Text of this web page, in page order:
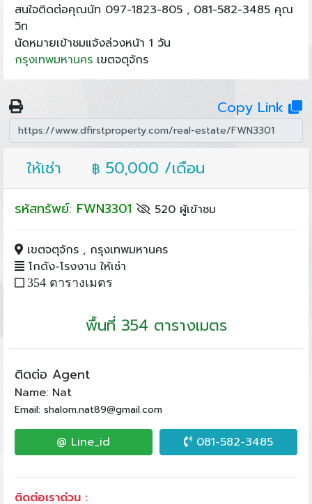
สนใจติดต่อคุณนัท 097-1823-805 , 081-582-3485 คุณ
วิท
นัดหมายเข้าชมแจ้งล่วงหน้า 1 วัน
กรุงเทพมหานครเขตจตุจักร
Copy Link
ให้เช่า ฿ 50,000 /เดือน
รหัสทรัพย์: FWN3301 520 ผู้เข้าชม
เขตจตุจักร , กรุงเทพมหานคร
โกดัง-โรงงาน ให้เช่า
354 ตารางเมตร
พื้นที่ 354 ตารางเมตร
ติดต่อ Agent
Name: Nat
Email: shalom.nat89@gmail.com
@ Line_id 081-582-3485
ติดต่อเราด่วน :